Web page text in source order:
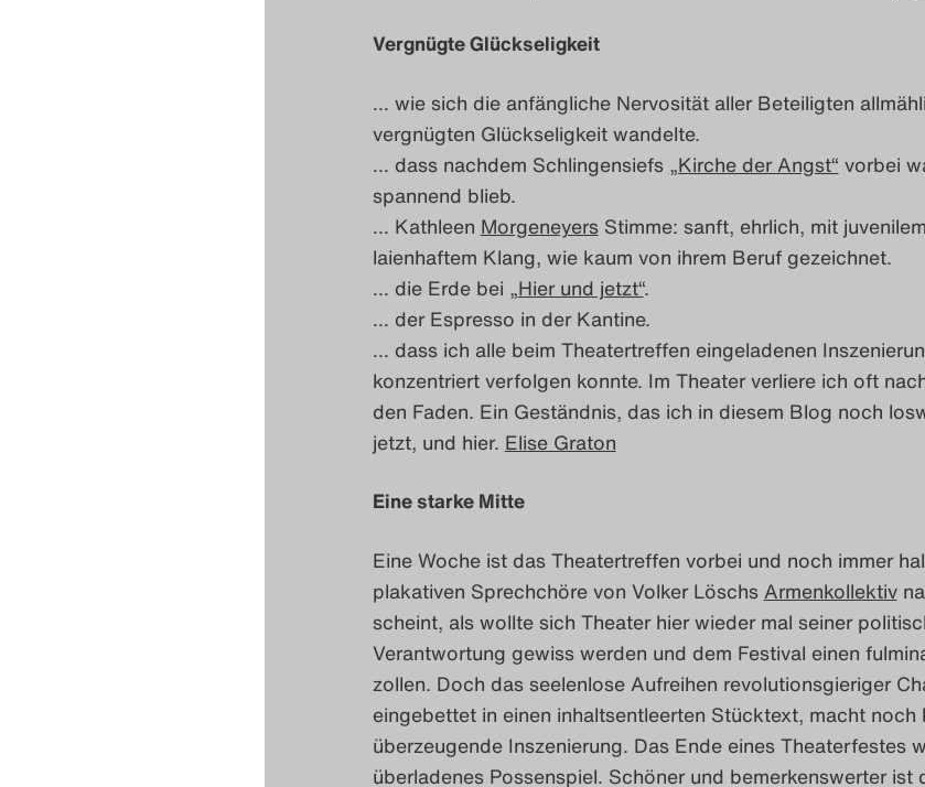
Vergnügte Glückseligkeit
… wie sich die anfängliche Nervosität aller Beteiligten
vergnügten Glückseligkeit wandelte.
… dass nachdem Schlingensiefs „Kirche der Angst“ vorbei
spannend blieb.
… Kathleen MorgeneyersStimme: sanft, ehrlich, mit
laienhaftem Klang, wie kaum von ihrem Beruf gezeichnet.
… die Erde bei „Hier und jetzt“.
… der Espresso in der Kantine.
… dass ich alle beim Theatertreffen eingeladenen
konzentriert verfolgen konnte. Im Theater verliere ich oft
den Faden. Ein Geständnis, das ich in diesem Blog noch
jetzt, und hier. Elise Graton
Eine starke Mitte
Eine Woche ist das Theatertreffen vorbei und noch immer
plakativen Sprechchöre von Volker LöschsArmenkollektiv
scheint, als wollte sich Theater hier wieder mal seiner
Verantwortung gewiss werden und dem Festival einen
zollen. Doch das seelenlose Aufreihen revolutionsgieriger
eingebettet in einen inhaltsentleerten Stücktext, macht noch
überzeugende Inszenierung. Das Ende eines Theaterfestes
überladenes Possenspiel. Schöner und bemerkenswerter ist